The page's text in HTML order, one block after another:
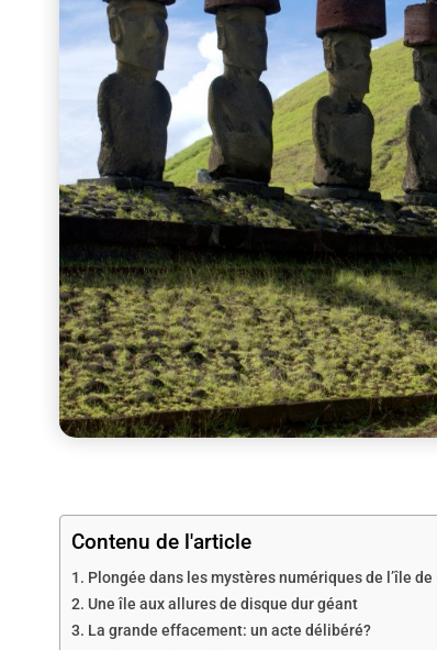
Contenu de l'article
Plongée dans les mystères numériques de l’île de
Une île aux allures de disque dur géant
La grande effacement: un acte délibéré?